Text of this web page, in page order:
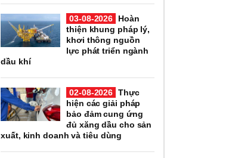
03-08-2026
Hoàn
thiện khung pháp lý,
khơi thông nguồn
lực phát triển ngành
dầu khí
02-08-2026 Thực
hiện các giải pháp
bảo đảm cung ứng
đủ xăng dầu cho sản
xuất, kinh doanh và tiêu dùng